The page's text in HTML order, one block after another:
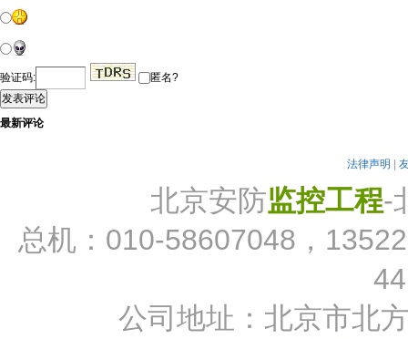
验证码:
匿名?
发表评论
最新评论
法律声明
北京安防监控工程-
总机：010-58607048，
公司地址：北京市北